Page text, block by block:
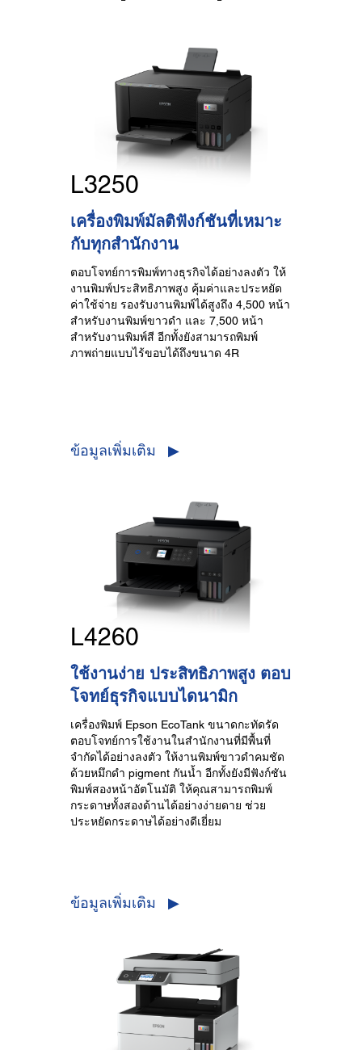
L3250
เครื่องพิมพ์มัลติฟังก์ชันที่เหมาะ
กับทุกสำนักงาน
ตอบโจทย์การพิมพ์ทางธุรกิจได้อย่างลงตัว ให้
งานพิมพ์ประสิทธิภาพสูง คุ้มค่าและประหยัด
ค่าใช้จ่าย รองรับงานพิมพ์ได้สูงถึง 4,500 หน้า
สำหรับงานพิมพ์ขาวดำ และ 7,500 หน้า
สำหรับงานพิมพ์สี อีกทั้งยังสามารถพิมพ์
ภาพถ่ายแบบไร้ขอบได้ถึงขนาด 4R
ข้อมูลเพิ่มเติม ▶
L4260
ใช้งานง่าย ประสิทธิภาพสูง ตอบ
โจทย์ธุรกิจแบบไดนามิก
เครื่องพิมพ์ Epson EcoTank ขนาดกะทัดรัด
ตอบโจทย์การใช้งานในสำนักงานที่มีพื้นที่
จำกัดได้อย่างลงตัว ให้งานพิมพ์ขาวดำคมชัด
ด้วยหมึกดำ pigment กันน้ำ อีกทั้งยังมีฟังก์ชัน
พิมพ์สองหน้าอัตโนมัติ ให้คุณสามารถพิมพ์
กระดาษทั้งสองด้านได้อย่างง่ายดาย ช่วย
ประหยัดกระดาษได้อย่างดีเยี่ยม
ข้อมูลเพิ่มเติม ▶